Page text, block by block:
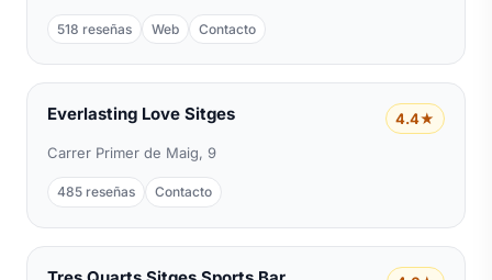
518 reseñas Web Contacto
Everlasting Love Sitges
4.4★
Carrer Primer de Maig, 9
485 reseñas Contacto